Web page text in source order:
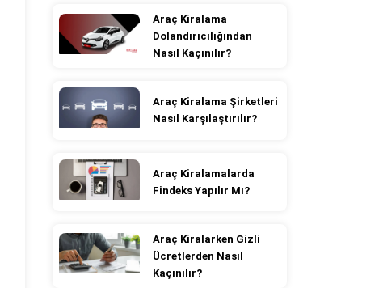
Araç Kiralama
Dolandırıcılığından
Nasıl Kaçınılır?
Araç Kiralama Şirketleri
Nasıl Karşılaştırılır?
Araç Kiralamalarda
Findeks Yapılır Mı?
Araç Kiralarken Gizli
Ücretlerden Nasıl
Kaçınılır?